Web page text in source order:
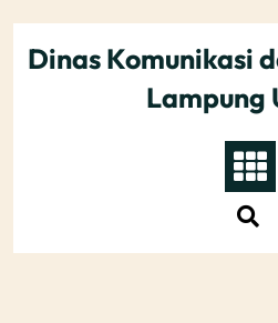
contentDinas Komunikasi
Lampung